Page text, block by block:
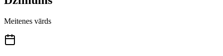
Meitenes vārds